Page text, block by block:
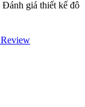
Đánh giá thiết kế đô